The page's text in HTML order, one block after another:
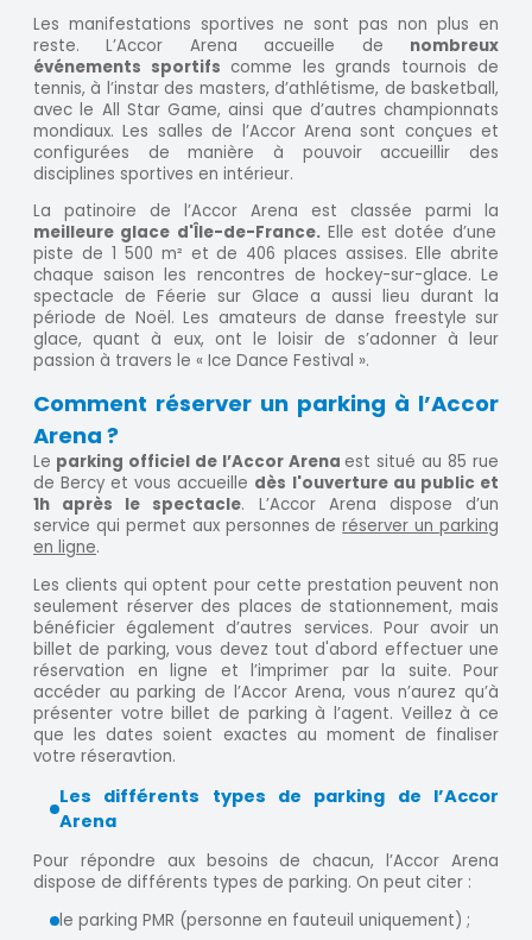
Les manifestations sportives ne sont pas non plus en
reste. L’Accor Arena accueille de nombreux
événements sportifs comme les grands tournois de
tennis, à l’instar des masters, d’athlétisme, de basketball,
avec le All Star Game, ainsi que d’autres championnats
mondiaux. Les salles de l’Accor Arena sont conçues et
configurées de manière à pouvoir accueillir des
disciplines sportives en intérieur.
La patinoire de l’Accor Arena est classée parmi la
meilleure glace d'Île-de-France. Elle est dotée d’une
piste de 1 500 m² et de 406 places assises. Elle abrite
chaque saison les rencontres de hockey-sur-glace. Le
spectacle de Féerie sur Glace a aussi lieu durant la
période de Noël. Les amateurs de danse freestyle sur
glace, quant à eux, ont le loisir de s’adonner à leur
passion à travers le « Ice Dance Festival ».
Comment réserver un parking à l’Accor
Arena ?
Le parking officiel de l’Accor Arena est situé au 85 rue
de Bercy et vous accueille dès l'ouverture au public et
1h après le spectacle. L’Accor Arena dispose d’un
service qui permet aux personnes deréserver un parking
en ligne.
Les clients qui optent pour cette prestation peuvent non
seulement réserver des places de stationnement, mais
bénéficier également d’autres services. Pour avoir un
billet de parking, vous devez tout d'abord effectuer une
réservation en ligne et l’imprimer par la suite. Pour
accéder au parking de l’Accor Arena, vous n’aurez qu’à
présenter votre billet de parking à l’agent. Veillez à ce
que les dates soient exactes au moment de finaliser
votre réseravtion.
Les différents types de parking de l’Accor
Arena
Pour répondre aux besoins de chacun, l’Accor Arena
dispose de différents types de parking. On peut citer :
le parking PMR (personne en fauteuil uniquement) ;